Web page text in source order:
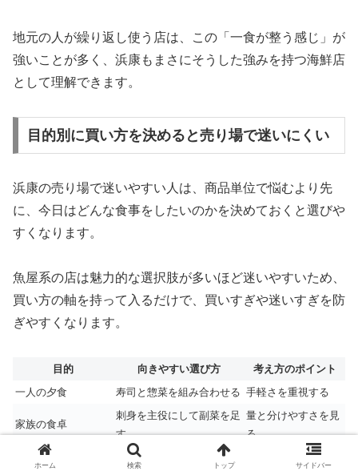
地元の人が繰り返し使う店は、この「一食が整う感じ」が
強いことが多く、浜康もまさにそうした強みを持つ海鮮店
として理解できます。
目的別に買い方を決めると売り場で迷いにくい
浜康の売り場で迷いやすい人は、商品単位で悩むより先
に、今日はどんな食事をしたいのかを決めておくと選びや
すくなります。
魚屋系の店は魅力的な選択肢が多いほど迷いやすいため、
買い方の軸を持って入るだけで、買いすぎや迷いすぎを防
ぎやすくなります。
目的 向きやすい選び方
考え方のポイント
一人の夕食
寿司と惣菜を組み合わせる 手軽さを重視する
家族の食卓
刺身を主役にして副菜を足
す
量と分けやすさを見
る
仕事帰り
弁当や完成品を優先する
準備の手間を減らす
ホーム 検索 トップ サイドバー